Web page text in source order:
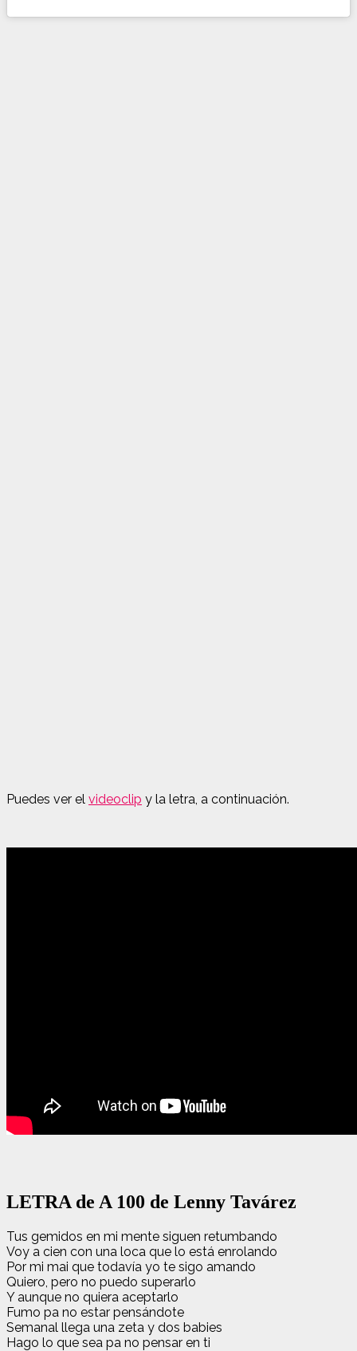
Puedes ver el videoclip y la letra, a continuación.
LETRA de A 100 de Lenny Tavárez
Tus gemidos en mi mente siguen retumbando
Voy a cien con una loca que lo está enrolando
Por mi mai que todavía yo te sigo amando
Quiero, pero no puedo superarlo
Y aunque no quiera aceptarlo
Fumo pa no estar pensándote
Semanal llega una zeta y dos babies
Hago lo que sea pa no pensar en ti